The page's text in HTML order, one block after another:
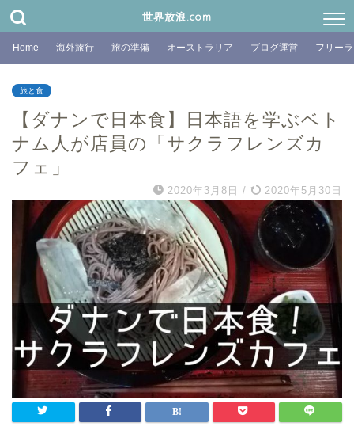
世界放浪.com
Home 海外旅行 旅の準備 オーストラリア ブログ運営 フリー
旅と食
【ダナンで日本食】日本語を学ぶベト
ナム人が店員の「サクラフレンズカ
フェ」
2020年3月8日 / 2020年5月30日